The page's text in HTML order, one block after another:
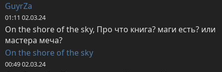
GuyrZa
01:11 02.03.24
On the shore of the sky, Про что книга? маги есть? или
мастера меча?
On the shore of the sky
00:49 02.03.24